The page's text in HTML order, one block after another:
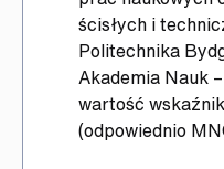
ścisłych i
Politechnika
Akademia Nauk
wartość
(odpowiednio